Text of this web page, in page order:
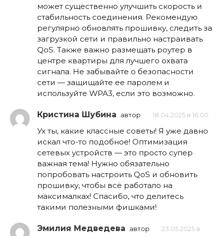
может существенно улучшить скорость и
стабильность соединения. Рекомендую
регулярно обновлять прошивку, следить за
загрузкой сети и правильно настраивать
QoS. Также важно размещать роутер в
центре квартиры для лучшего охвата
сигнала. Не забывайте о безопасности
сети — защищайте ее паролем и
используйте WPA3, если это возможно.
Кристина Шубина автор 18.04.2025 в 16:00
Ух ты, какие классные советы! Я уже давно
искал что-то подобное! Оптимизация
сетевых устройств — это просто супер
важная тема! Нужно обязательно
попробовать настроить QoS и обновить
прошивку, чтобы всё работало на
максималках! Спасибо, что делитесь
такими полезными фишками!
Эмилия Медведева автор
23.05.2025 в